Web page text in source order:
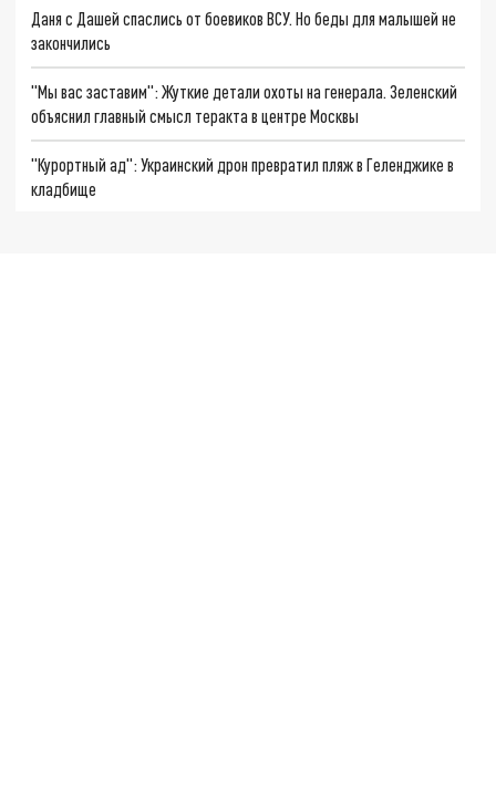
Даня с Дашей спаслись от боевиков ВСУ. Но беды для малышей не
закончились
"Мы вас заставим": Жуткие детали охоты на генерала. Зеленский
объяснил главный смысл теракта в центре Москвы
"Курортный ад": Украинский дрон превратил пляж в Геленджике в
кладбище